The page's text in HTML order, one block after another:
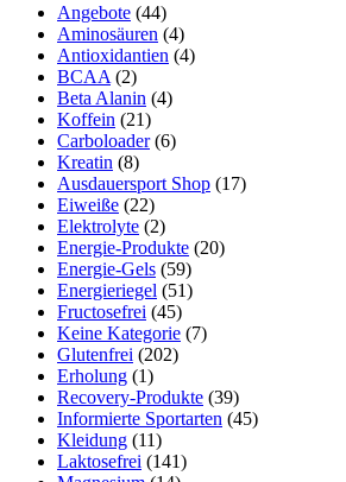
Angebote (44)
Aminosäuren (4)
Antioxidantien (4)
BCAA (2)
Beta Alanin (4)
Koffein (21)
Carboloader (6)
Kreatin (8)
Ausdauersport Shop (17)
Eiweiße (22)
Elektrolyte (2)
Energie-Produkte (20)
Energie-Gels (59)
Energieriegel (51)
Fructosefrei (45)
Keine Kategorie (7)
Glutenfrei (202)
Erholung (1)
Recovery-Produkte (39)
Informierte Sportarten (45)
Kleidung (11)
Laktosefrei (141)